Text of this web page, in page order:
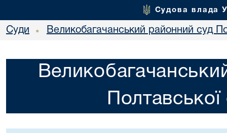
Судова влада
Суди • Великобагачанський районний суд
Полтавської